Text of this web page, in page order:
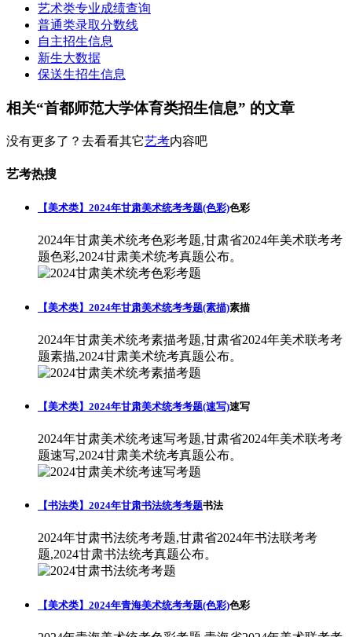
艺术类专业成绩查询
普通类录取分数线
自主招生信息
新生大数据
保送生招生信息
相关“首都师范大学体育类招生信息” 的文章
没有更多了？去看看其它艺考内容吧
艺考热搜
【美术类】2024年甘肃美术统考考题(色彩)色彩
2024年甘肃美术统考色彩考题,甘肃省2024年美术联考考
题色彩,2024甘肃美术统考真题公布。
【美术类】2024年甘肃美术统考考题(素描)素描
2024年甘肃美术统考素描考题,甘肃省2024年美术联考考
题素描,2024甘肃美术统考真题公布。
【美术类】2024年甘肃美术统考考题(速写)速写
2024年甘肃美术统考速写考题,甘肃省2024年美术联考考
题速写,2024甘肃美术统考真题公布。
【书法类】2024年甘肃书法统考考题书法
2024年甘肃书法统考考题,甘肃省2024年书法联考考
题,2024甘肃书法统考真题公布。
【美术类】2024年青海美术统考考题(色彩)色彩